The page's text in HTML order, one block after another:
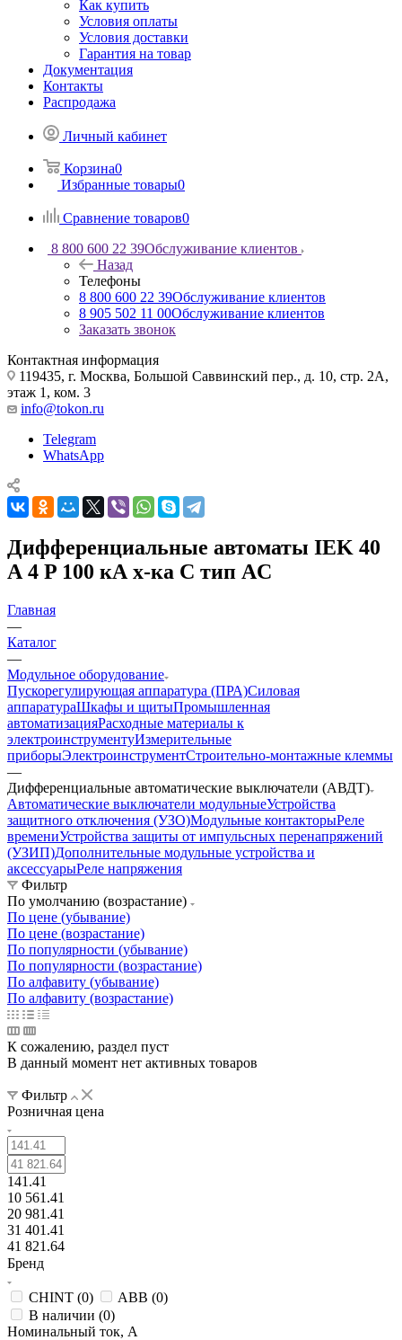
Как купить
Условия оплаты
Условия доставки
Гарантия на товар
Документация
Контакты
Распродажа
Личный кабинет
Корзина0
Избранные товары0
Сравнение товаров0
8 800 600 22 39Обслуживание клиентов
Назад
Телефоны
8 800 600 22 39Обслуживание клиентов
8 905 502 11 00Обслуживание клиентов
Заказать звонок
Контактная информация
119435, г. Москва, Большой Саввинский пер., д. 10, стр. 2А,
этаж 1, ком. 3
info@tokon.ru
Telegram
WhatsApp
Дифференциальные автоматы IEK 40
А 4 P 100 кА х-ка C тип AC
Главная
—
Каталог
—
Модульное оборудование
Пускорегулирующая аппаратура (ПРА)Силовая
аппаратураШкафы и щитыПромышленная
автоматизацияРасходные материалы к
электроинструментуИзмерительные
приборыЭлектроинструментСтроительно-монтажные клеммы
—
Дифференциальные автоматические выключатели (АВДТ)
Автоматические выключатели модульныеУстройства
защитного отключения (УЗО)Модульные контакторыРеле
времениУстройства защиты от импульсных перенапряжений
(УЗИП)Дополнительные модульные устройства и
аксессуарыРеле напряжения
Фильтр
По умолчанию (возрастание)
По цене (убывание)
По цене (возрастание)
По популярности (убывание)
По популярности (возрастание)
По алфавиту (убывание)
По алфавиту (возрастание)
К сожалению, раздел пуст
В данный момент нет активных товаров
Фильтр
Розничная цена
141.41
10 561.41
20 981.41
31 401.41
41 821.64
Бренд
CHINT (0) ABB (0)
В наличии (0)
Номинальный ток, А